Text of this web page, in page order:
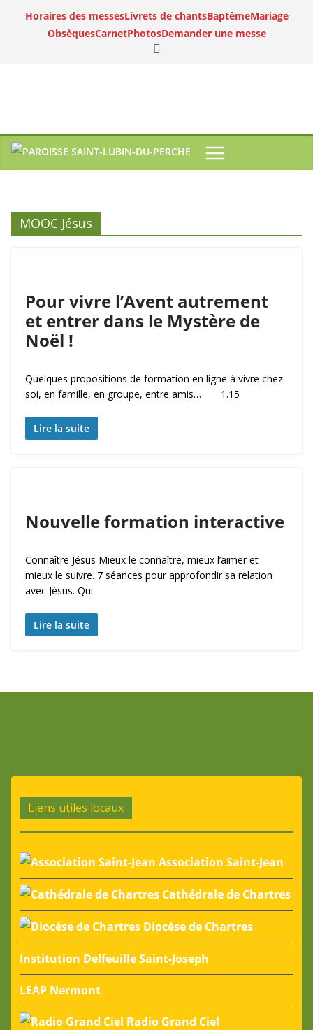
Horaires des messesLivrets de chantsBaptêmeMariage
ObsèquesCarnetPhotosDemander une messe
MOOC Jésus
Pour vivre l’Avent autrement
et entrer dans le Mystère de
Noël !
Quelques propositions de formation en ligne à vivre chez
soi, en famille, en groupe, entre amis… 1.15
Lire la suite
Nouvelle formation interactive
​Connaître Jésus Mieux le connaître, mieux l’aimer et
mieux le suivre. 7 séances pour approfondir sa relation
avec Jésus. Qui
Lire la suite
Liens utiles locaux
Association Saint-Jean
Cathédrale de Chartres
Diocèse de Chartres
Institution Delfeuille Saint-Joseph
LEAP Nermont
Radio Grand Ciel